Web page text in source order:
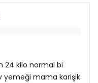
24 kilo normal bi
yemeği mama karişik